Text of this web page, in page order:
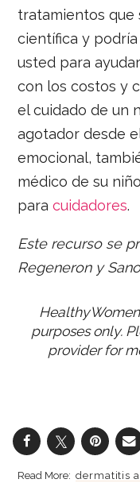
tratamientos que
científica y
usted para
con los costos y
el cuidado de un
agotador desde
emocional,
médico de su
paracuidadores.
Este recurso se
Regeneron y
purposes only.
provider for
dermatitis